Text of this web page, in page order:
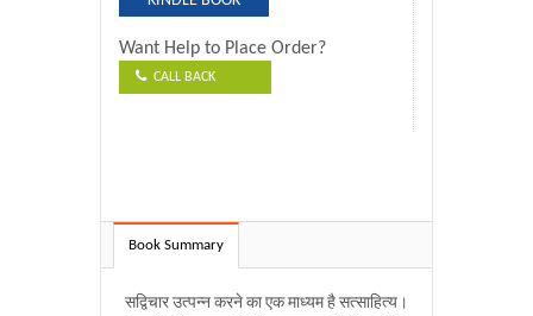
Want Help to Place Order?
CALL BACK
Book Summary
सद्विचार उत्पन्न करने का एक माध्यम है सत्साहित्य।